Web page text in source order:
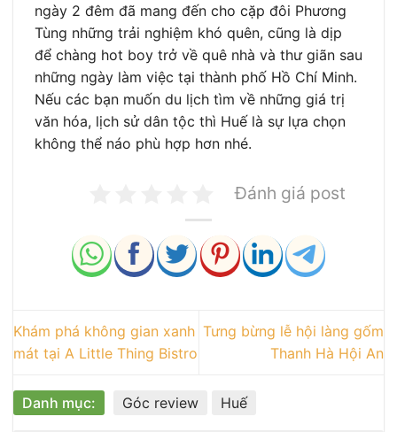
ngày 2 đêm đã mang đến cho cặp đôi Phương
Tùng những trải nghiệm khó quên, cũng là dịp
để chàng hot boy trở về quê nhà và thư giãn sau
những ngày làm việc tại thành phố Hồ Chí Minh.
Nếu các bạn muốn du lịch tìm về những giá trị
văn hóa, lịch sử dân tộc thì Huế là sự lựa chọn
không thể náo phù hợp hơn nhé.
Đánh giá post
Khám phá không gian xanh
mát tại A Little Thing Bistro
Tưng bừng lễ hội làng gốm
Thanh Hà Hội An
Danh mục: Góc review Huế